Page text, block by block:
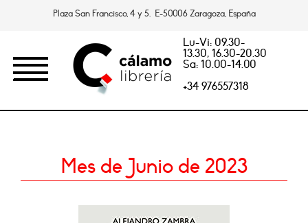
Plaza San Francisco, 4 y 5. E-50006 Zaragoza, España
Lu-Vi: 09.30-
13.30, 16.30-20.30
Sa: 10.00-14.00
+34 976557318
Mes de Junio de 2023